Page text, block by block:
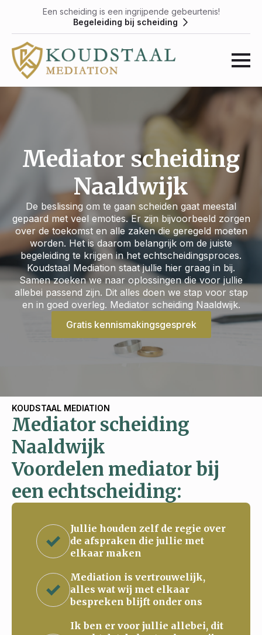
Een scheiding is een ingrijpende gebeurtenis!
Begeleiding bij scheiding
Mediator scheiding
Naaldwijk
De beslissing om te gaan scheiden gaat meestal
gepaard met veel emoties. Er zijn bijvoorbeeld zorgen
over de toekomst en alle zaken die geregeld moeten
worden. Het is daarom belangrijk om de juiste
begeleiding te krijgen in het echtscheidingsproces.
Koudstaal Mediation staat jullie hier graag in bij.
Samen zoeken we naar oplossingen die voor jullie
allebei passend zijn. Dit alles doen we stap voor stap
en in goed overleg. Mediator scheiding Naaldwijk.
Gratis kennismakingsgesprek
KOUDSTAAL MEDIATION
Mediator scheiding
Naaldwijk
Voordelen mediator bij
een echtscheiding:
Jullie houden zelf de regie over
de afspraken die jullie met
elkaar maken
Mediation is vertrouwelijk,
alles wat wij met elkaar
bespreken blijft onder ons
Ik ben er voor jullie allebei, dit